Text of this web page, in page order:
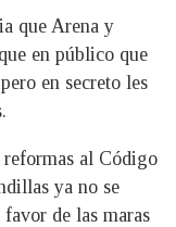
que Arena y
en público que
en secreto les
al Código
ya no se
de las maras